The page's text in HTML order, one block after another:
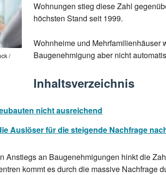
/
Wohnungen stieg diese Zahl
höchsten Stand seit 1999.
Wohnheime und Mehrfamilienhäuser
Baugenehmigung aber nicht
Inhaltsverzeichnis
nicht ausreichend
Auslöser für die steigende Nachfrage
Anstiegs an Baugenehmigungen hinkt die
kommt es durch die massive Nachfrage